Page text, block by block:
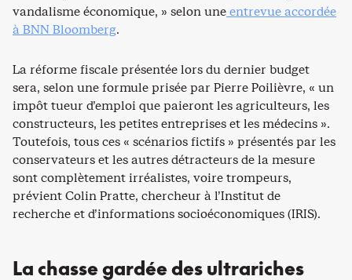
vandalisme économique, » selon uneentrevue accordée
à BNN Bloomberg.
La réforme fiscale présentée lors du dernier budget
sera, selon une formule prisée par Pierre Poilièvre, « un
impôt tueur d’emploi que paieront les agriculteurs, les
constructeurs, les petites entreprises et les médecins ».
Toutefois, tous ces « scénarios fictifs » présentés par les
conservateurs et les autres détracteurs de la mesure
sont complètement irréalistes, voire trompeurs,
prévient Colin Pratte, chercheur à l’Institut de
recherche et d’informations socioéconomiques (IRIS).
La chasse gardée des ultrariches